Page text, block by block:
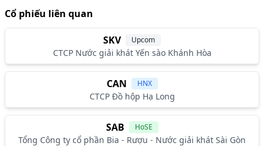
Cổ phiếu liên quan
SKV Upcom
CTCP Nước giải khát Yến sào Khánh Hòa
CAN HNX
CTCP Đồ hộp Hạ Long
SAB HoSE
Tổng Công ty cổ phần Bia - Rượu - Nước giải khát Sài Gòn